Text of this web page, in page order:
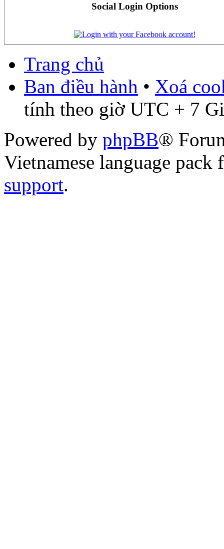
Social Login Options
Trang chủ
Ban điều hành • Xoá
tính theo giờ UTC + 7
Powered by phpBB®
Vietnamese language
support.